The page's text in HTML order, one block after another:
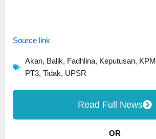
Source link
Akan, Balik, Fadhlina, Keputusan, KPM
PT3, Tidak, UPSR
Read Full News
OR